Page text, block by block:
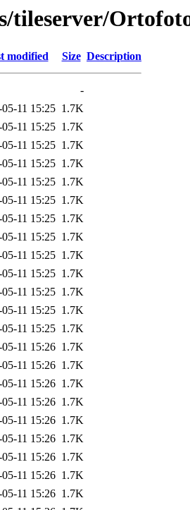
tileserver/
modified Size Description
-
11 15:25 1.7K
11 15:25 1.7K
11 15:25 1.7K
11 15:25 1.7K
11 15:25 1.7K
11 15:25 1.7K
11 15:25 1.7K
11 15:25 1.7K
11 15:25 1.7K
11 15:25 1.7K
11 15:25 1.7K
11 15:25 1.7K
11 15:25 1.7K
11 15:26 1.7K
11 15:26 1.7K
11 15:26 1.7K
11 15:26 1.7K
11 15:26 1.7K
11 15:26 1.7K
11 15:26 1.7K
11 15:26 1.7K
11 15:26 1.7K